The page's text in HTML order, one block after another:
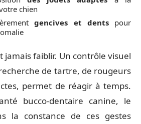
chien
gencives et dentspour
jamais faiblir. Un contrôle visuel
de tartre, de rougeurs
permet de réagir à temps.
bucco-dentaire canine, le
la constance de ces gestes